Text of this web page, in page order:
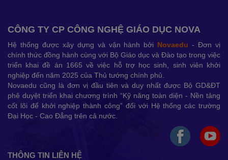
CÔNG TY CP CÔNG NGHỆ GIÁO DỤC NOVA
Hệ thống được xây dựng và vận hành bởi Novaedu - Đơn vị
chính thức đồng hành cùng với Bộ Giáo dục và Đào tạo trong việc
triển khai đề án 1665 về việc hỗ trợ học sinh, sinh viên khởi
nghiệp đến năm 2025 của Thủ tướng chính phủ.
Novaedu cũng là đơn vị đầu tiên và duy nhất được Bộ GD&ĐT
phê duyệt triển khai chương trình “Kỹ năng toàn diện - Nền tảng
cốt lõi để khởi nghiệp thành công” đối với Hệ thống các trường
Đại Học - Cao Đẳng trên cả nước.
THÔNG TIN LIÊN HỆ